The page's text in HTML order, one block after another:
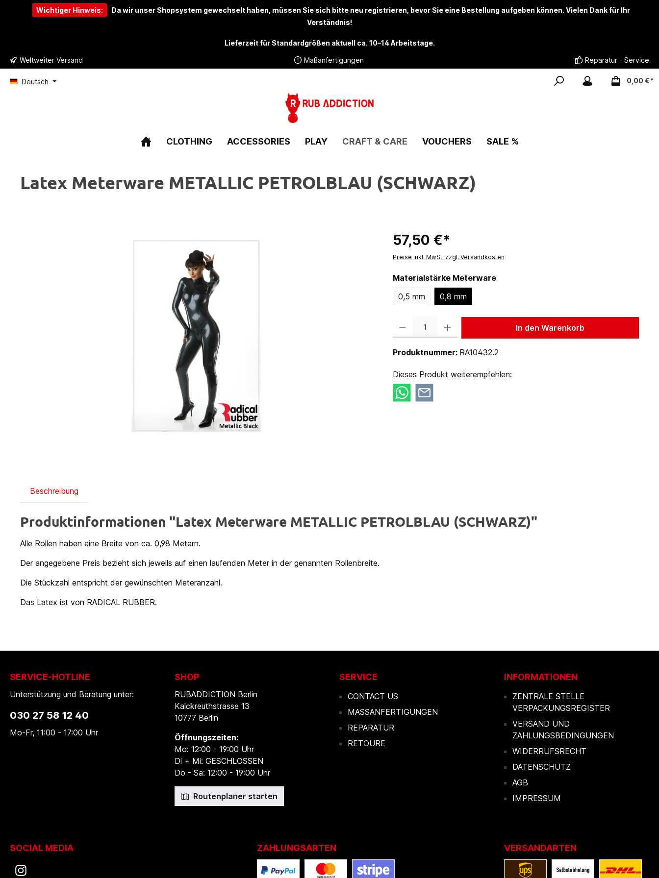
springen Zur Hauptnavigation springen
Wichtiger Hinweis: Da wir unser Shopsystem gewechselt haben, müssen Sie sich bitte neu registrieren , bevor Sie eine Bestellung aufgeben können. Vielen Dank für Ihr
Verständnis!
Lieferzeit für Standardgrößen aktuell ca. 10–14 Arbeitstage.
Weltweiter Versand Maßanfertigungen Reparatur - Service
Deutsch 0,00 €*
CLOTHING ACCESSORIES PLAY CRAFT & CARE VOUCHERS SALE %
Latex Meterware METALLIC PETROLBLAU (SCHWARZ)
57,50 €*
Preise inkl. MwSt. zzgl. Versandkosten
Materialstärke Meterware
0,5 mm
0,8 mm
In den Warenkorb
Produktnummer: RA10432.2
Dieses Produkt weiterempfehlen:
Beschreibung
Produktinformationen "Latex Meterware METALLIC PETROLBLAU (SCHWARZ)"
Alle Rollen haben eine Breite von ca. 0,98 Metern.
Der angegebene Preis bezieht sich jeweils auf einen laufenden Meter in der genannten Rollenbreite.
Die Stückzahl entspricht der gewünschten Meteranzahl.
Das Latex ist von RADICAL RUBBER.
SHOP
RUBADDICTION Berlin
Kalckreuthstrasse 13
10777 Berlin
Öffnungszeiten:
Mo: 12:00 - 19:00 Uhr
Di + Mi: GESCHLOSSEN
Do - Sa: 12:00 - 19:00 Uhr
Routenplaner starten
SERVICE
CONTACT US
MASSANFERTIGUNGEN
REPARATUR
RETOURE
INFORMATIONEN
ZENTRALE STELLE
VERPACKUNGSREGISTER
VERSAND UND
ZAHLUNGSBEDINGUNGEN
WIDERRUFSRECHT
DATENSCHUTZ
AGB
IMPRESSUM
SERVICE-HOTLINE
Unterstützung und Beratung unter:
030 27 58 12 40
Mo-Fr, 11:00 - 17:00 Uhr
SOCIAL MEDIA ZAHLUNGSARTEN VERSANDARTEN